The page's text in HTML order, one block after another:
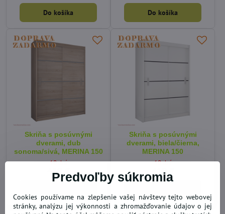
Do košíka Do košíka
Skriňa s posúvnými
dverami, dub
sonoma/sivá, MERINA 150
10 dní
419 €
Skriňa s posúvnými
dverami, biela/čierna,
MERINA 150
10 dní
419 €
Predvoľby súkromia
Cookies používame na zlepšenie vašej návštevy tejto webovej
stránky, analýzu jej výkonnosti a zhromažďovanie údajov o jej